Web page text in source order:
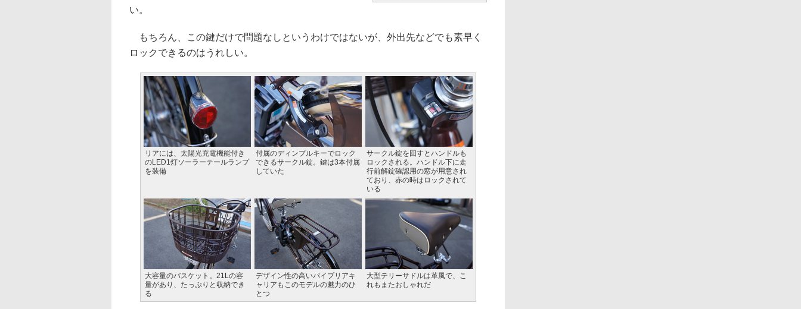
い。
もちろん、この鍵だけで問題なしというわけではないが、外出先などでも素早く
ロックできるのはうれしい。
リアには、太陽光充電機能付き
のLED1灯ソーラーテールランプ
を装備
付属のディンプルキーでロック
できるサークル錠。鍵は3本付属
していた
サークル錠を回すとハンドルも
ロックされる。ハンドル下に走
行前解錠確認用の窓が用意され
ており、赤の時はロックされて
いる
大容量のバスケット。21Lの容
量があり、たっぷりと収納でき
る
デザイン性の高いパイプリアキ
ャリアもこのモデルの魅力のひ
とつ
大型テリーサドルは革風で、こ
れもまたおしゃれだ